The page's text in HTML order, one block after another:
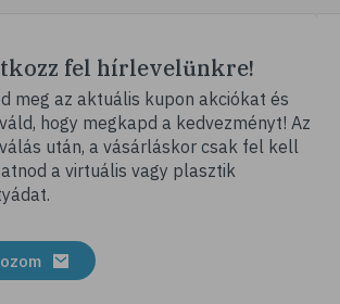
fel hírlevelünkre!
meg az aktuális kupon akciókat és
hogy megkapd a kedvezményt! Az
után, a vásárláskor csak fel kell
a virtuális vagy plasztik